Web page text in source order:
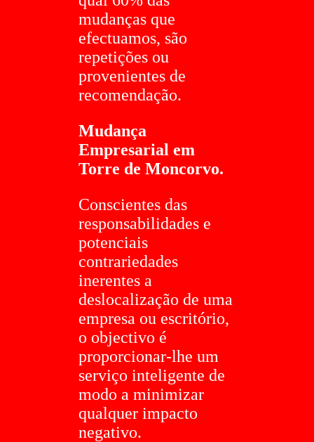
mudanças que
efectuamos, são
repetições ou
provenientes de
recomendação.
Mudança
Empresarial em
Torre de Moncorvo.
Conscientes das
responsabilidades e
potenciais
contrariedades
inerentes a
deslocalização de uma
empresa ou escritório,
o objectivo é
proporcionar-lhe um
serviço inteligente de
modo a minimizar
qualquer impacto
negativo.